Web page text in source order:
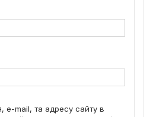
e-mail, та адресу сайту в